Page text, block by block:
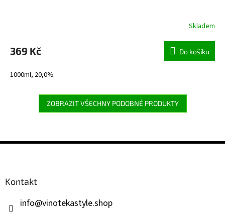
Skladem
369 Kč Do košíku
1000ml, 20,0%
ZOBRAZIT VŠECHNY PODOBNÉ PRODUKTY
Z
Kontakt
info@vinotekastyle.shop